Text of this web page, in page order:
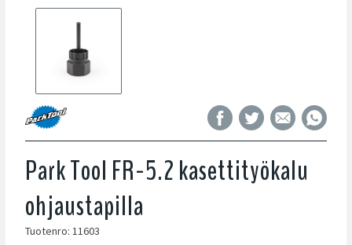
Park Tool FR-5.2 kasettityökalu
ohjaustapilla
Tuotenro: 11603